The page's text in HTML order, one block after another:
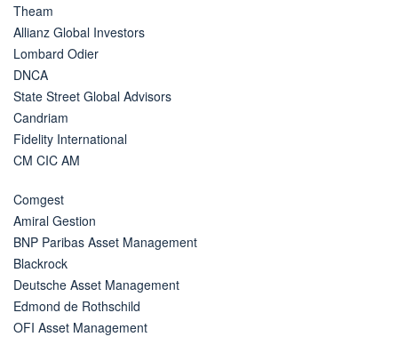
Theam
Allianz Global Investors
Lombard Odier
DNCA
State Street Global Advisors
Candriam
Fidelity International
CM CIC AM
Comgest
Amiral Gestion
BNP Paribas Asset Management
Blackrock
Deutsche Asset Management
Edmond de Rothschild
OFI Asset Management